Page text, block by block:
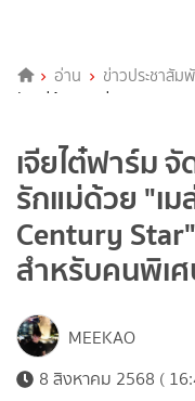
อ่าน ข่าวประชาสัม
รักแม่ด้วย "เมล่อนมรกต - แตงโม
เจียไต๋ฟาร์ม
รักแม่ด้วย "เ
Century
สำหรับคนพิเ
MEEKAO
8 สิงหาคม 2568 (